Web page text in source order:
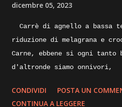
dicembre 05, 2023
Carrè di agnello a bassa
riduzione di melagrana e
Carne, ebbene si ogni tanto
d'altronde siamo onnivori,
alla nostra massa muscolare,
CONDIVIDI
POSTA UN
CONTINUA A LEGGERE